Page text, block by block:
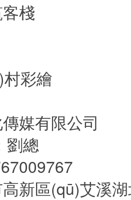
棧
彩繪
媒有限公司
劉總
新區(qū)艾溪